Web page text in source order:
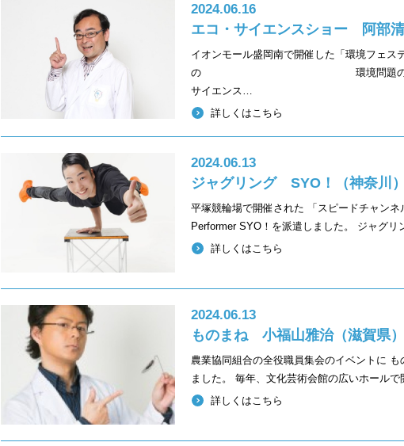
2024.06.16
エコ・サイエンスショー 阿部清
イオンモール盛岡南で開催した「環境フェス
の 環境問題の知識と関心
サイエンス…
詳しくはこちら
2024.06.13
ジャグリング SYO！（神奈川）
平塚競輪場で開催された 「スピードチャンネ
Performer SYO！を派遣しました。 ジャグ
詳しくはこちら
2024.06.13
ものまね 小福山雅治（滋賀県）
農業協同組合の全役職員集会のイベントに
ました。 毎年、文化芸術会館の広いホール
詳しくはこちら